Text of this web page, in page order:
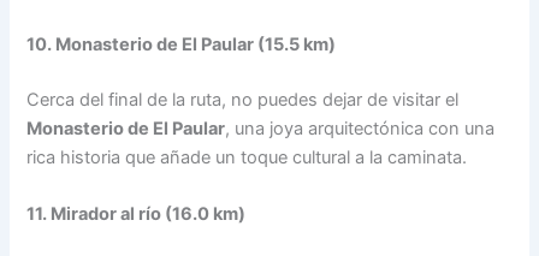
10. Monasterio de El Paular (15.5 km)
Cerca del final de la ruta, no puedes dejar de visitar el
Monasterio de El Paular, una joya arquitectónica con una
rica historia que añade un toque cultural a la caminata.
11. Mirador al río (16.0 km)